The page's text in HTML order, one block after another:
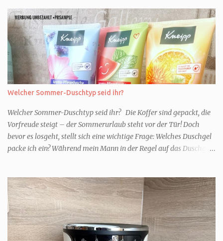
Welcher Sommer-Duschtyp seid ihr?
Welcher Sommer-Duschtyp seid ihr? Die Koffer sind gepackt, die
Vorfreude steigt – der Sommerurlaub steht vor der Tür! Doch
bevor es losgeht, stellt sich eine wichtige Frage: Welches Duschgel
packe ich ein? Während mein Mann in der Regel auf das Duschgel
Urlaub Entspannung und Wellness. Falls ihr ähnlich denkt, lasst
uns doch herausfinden, welcher Duschtyp ihr seid. TYP
GENIESSER Egal, ob Strand oder Städtetrip - für euch gehört
gutes Essen, ein guter Wein oder Cocktail, vielleicht ein gutes Buch
dazu. Ihr liebt es Sonnenuntergänge zu beobachten und genießt